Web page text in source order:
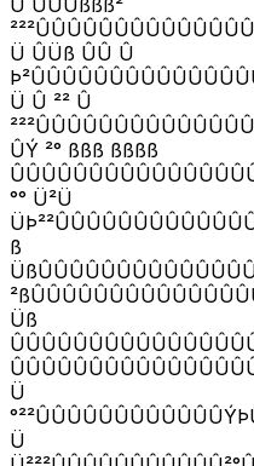
Û ÜÛÛßßß²
Ü ÛÜß ÛÛ Û
Ü Û ²² Û
ÛÝ ²° ßßß ßßßß
°° Ü²Ü
ß
Üß
Ü
Ü